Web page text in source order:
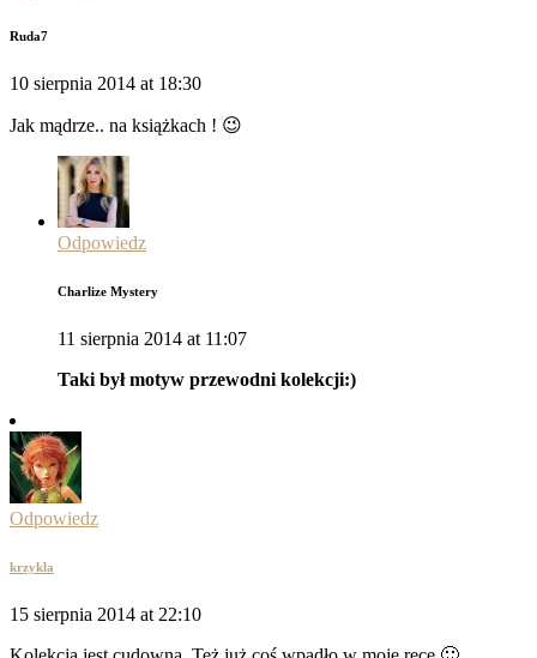
Ruda7
10 sierpnia 2014 at 18:30
Jak mądrze.. na książkach ! 😉
Odpowiedz
Charlize Mystery
11 sierpnia 2014 at 11:07
Taki był motyw przewodni kolekcji:)
Odpowiedz
krzykla
15 sierpnia 2014 at 22:10